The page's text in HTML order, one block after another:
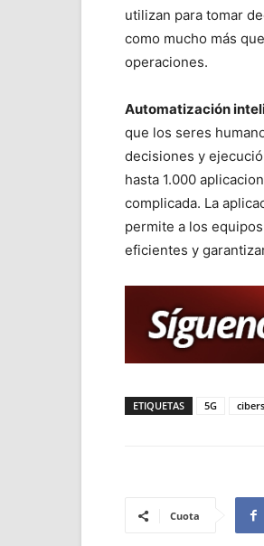
utilizan para tomar
como mucho más
operaciones.
Automatización
que los seres
decisiones y
hasta 1.000
complicada. La
permite a los
eficientes y
ETIQUETAS 5G
Cuota